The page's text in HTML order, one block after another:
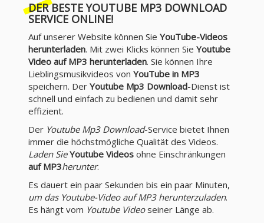
DER BESTEYOUTUBE MP3 DOWNLOAD
SERVICE ONLINE!
Auf unserer Website können Sie YouTube-Videos
herunterladen. Mit zwei Klicks können Sie Youtube
Video auf MP3 herunterladen. Sie können Ihre
Lieblingsmusikvideos von YouTube in MP3
speichern. Der Youtube Mp3 Download-Dienst ist
schnell und einfach zu bedienen und damit sehr
effizient.
Der Youtube Mp3 Download-Service bietet Ihnen
immer die höchstmögliche Qualität des Videos.
Laden Sie Youtube Videosohne Einschränkungen
auf MP3herunter.
Es dauert ein paar Sekunden bis ein paar Minuten,
um das Youtube-Video auf MP3 herunterzuladen.
Es hängt vom Youtube Videoseiner Länge ab.